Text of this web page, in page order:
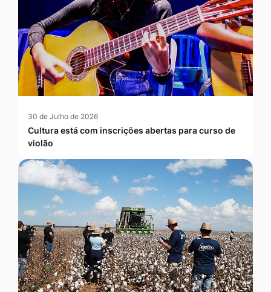
30 de Julho de 2026
Cultura está com inscrições abertas para curso de
violão